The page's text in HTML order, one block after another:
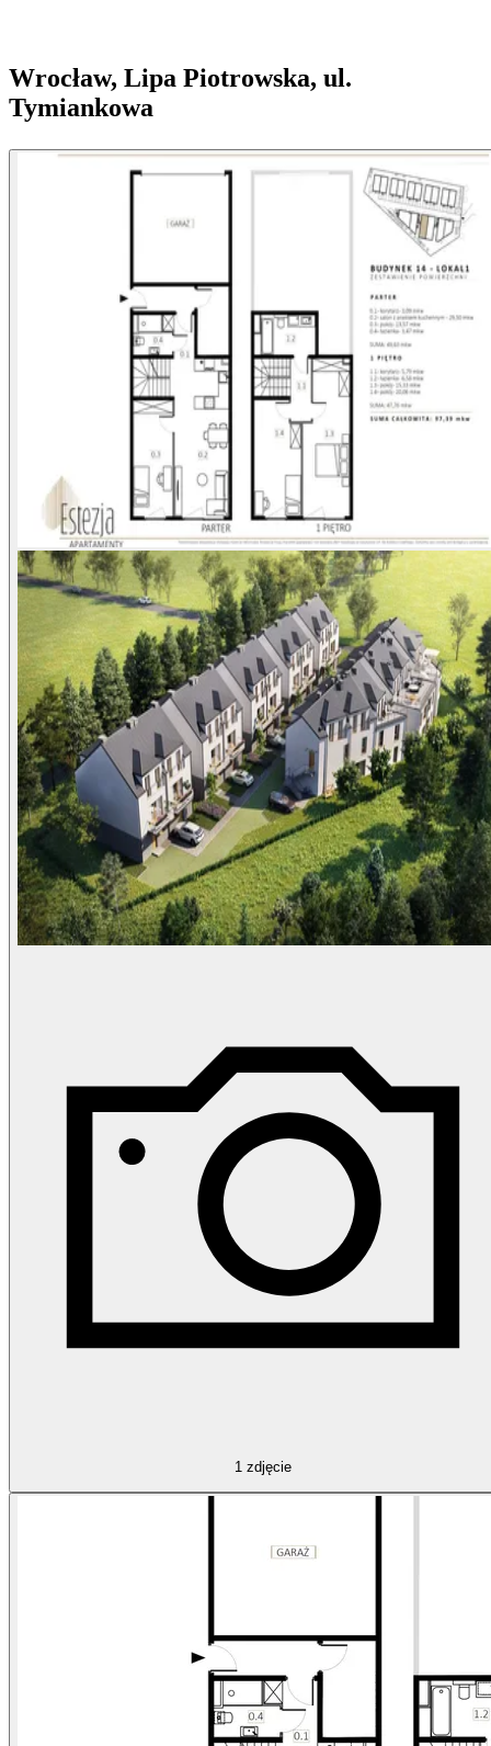
Wrocław, Lipa Piotrowska, ul.
Tymiankowa
1 zdjęcie